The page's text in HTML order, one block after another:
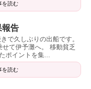
を読む
報告
で久しぶりの出船です。
て伊予灘へ。 移動貧乏
ポイントを集...
を読む